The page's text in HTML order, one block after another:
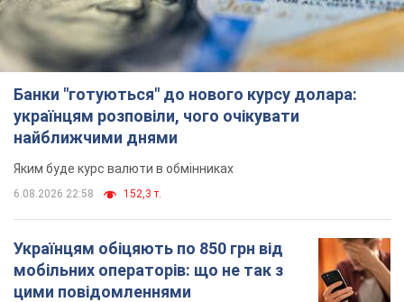
6.08.2026 22:58 152,3 т.
Українцям обіцяють по 850 грн від
мобільних операторів: що не так з
цими повідомленнями
Як не потрапити в пастку шахраїв
6.08.2026 21:02 16,9 т.
Найдорожчий футболіст "Динамо"
забив "Карабаху" вже на 10-й хвилині
матчу. Відео
Поєдинок відбувається в Польщі